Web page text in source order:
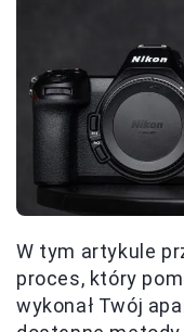
W tym artykule
proces, który
wykonał Twój